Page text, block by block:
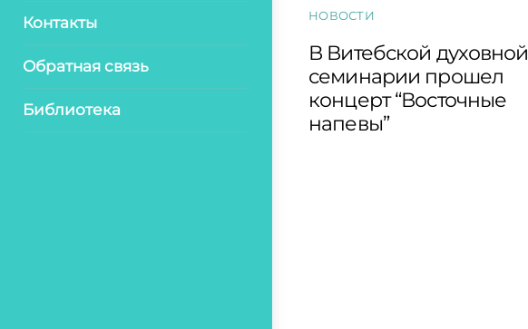
Контакты
Обратная связь
Библиотека
НОВОСТИ
В Витебской духовной
семинарии прошел
концерт “Восточные
напевы”